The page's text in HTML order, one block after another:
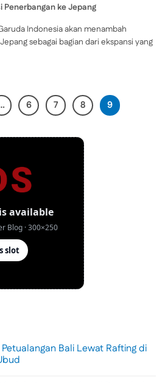
Penerbangan ke Jepang
Indonesia akan menambah
sebagai bagian dari ekspansi yang
6 7 8 9
Bali Lewat Rafting di